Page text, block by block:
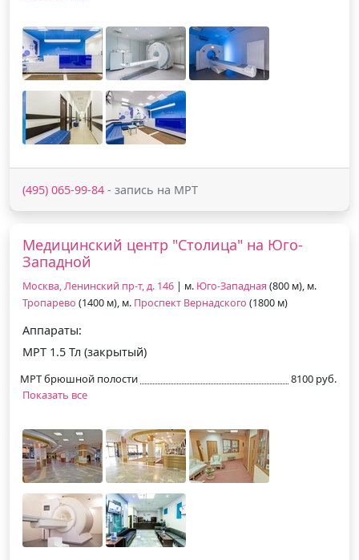
(495) 065-99-84 - запись на МРТ
Медицинский центр "Столица" на Юго-
Западной
Москва, Ленинский пр-т, д. 146 | м. Юго-Западная (800 м), м.
Тропарево (1400 м), м. Проспект Вернадского (1800 м)
Аппараты:
МРТ 1.5 Тл (закрытый)
МРТ брюшной полости
8100 руб.
Показать все